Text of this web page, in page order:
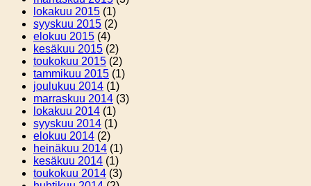
lokakuu 2015 (1)
syyskuu 2015 (2)
elokuu 2015 (4)
kesäkuu 2015 (2)
toukokuu 2015 (2)
tammikuu 2015 (1)
joulukuu 2014 (1)
marraskuu 2014 (3)
lokakuu 2014 (1)
syyskuu 2014 (1)
elokuu 2014 (2)
heinäkuu 2014 (1)
kesäkuu 2014 (1)
toukokuu 2014 (3)